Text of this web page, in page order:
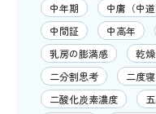
中年期
中庸（中道
中間証
中高年
乳房の膨満感
乾燥
二分割思考
二度寝
二酸化炭素濃度